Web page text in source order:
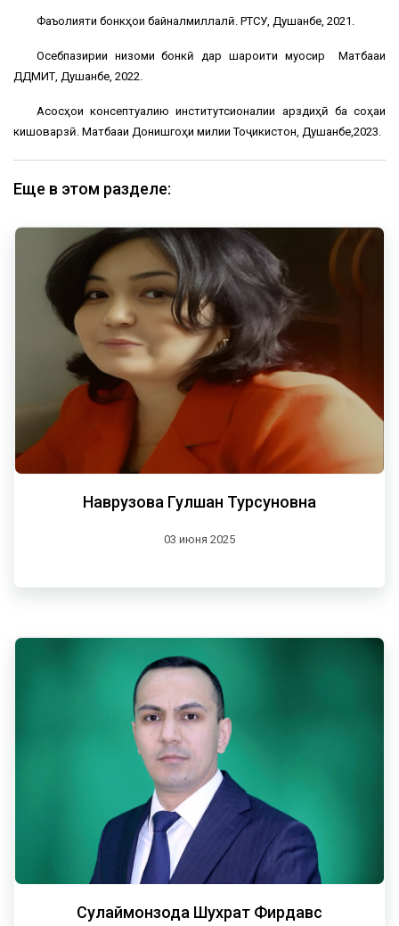
Фаъолияти бонкҳои байналмиллалӣ. РТСУ, Душанбе, 2021.
Осебпазирии низоми бонкӣ дар шароити муосир Матбааи
ДДМИТ, Душанбе, 2022.
Асосҳои консептуалию институтсионалии қарздиҳӣ ба соҳаи
кишоварзӣ. Матбааи Донишгоҳи милии Тоҷикистон, Душанбе,2023.
Еще в этом разделе:
Наврузова Гулшан Турсуновна
03 июня 2025
Сулаймонзода Шухрат Фирдавс